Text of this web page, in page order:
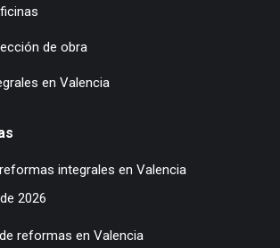
de obra
en Valencia
integrales en Valencia
2026
reformas en Valencia